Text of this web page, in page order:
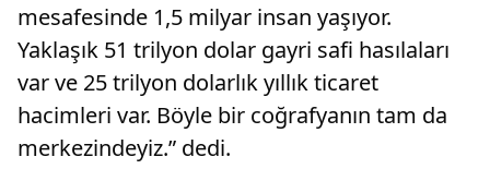
mesafesinde 1,5 milyar insan yaşıyor.
Yaklaşık 51 trilyon dolar gayri safi hasılaları
var ve 25 trilyon dolarlık yıllık ticaret
hacimleri var. Böyle bir coğrafyanın tam da
merkezindeyiz.” dedi.